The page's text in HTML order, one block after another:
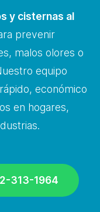
y cisternas al
prevenir
malos olores o
equipo
económico
en hogares,
313-1964